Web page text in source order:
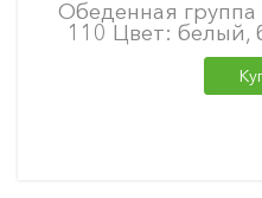
Обеденная
110 Цвет: белый,